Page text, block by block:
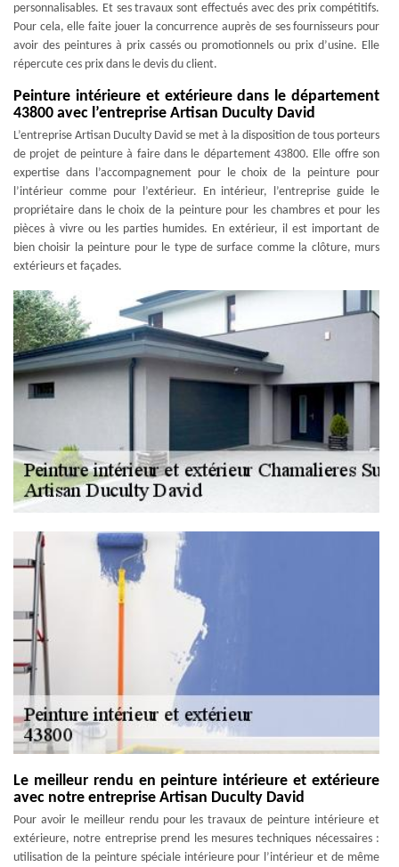
personnalisables. Et ses travaux sont effectués avec des prix compétitifs.
Pour cela, elle faite jouer la concurrence auprès de ses fournisseurs pour
avoir des peintures à prix cassés ou promotionnels ou prix d’usine. Elle
répercute ces prix dans le devis du client.
Peinture intérieure et extérieure dans le département
43800 avec l’entreprise Artisan Duculty David
L’entreprise Artisan Duculty David se met à la disposition de tous porteurs
de projet de peinture à faire dans le département 43800. Elle offre son
expertise dans l’accompagnement pour le choix de la peinture pour
l’intérieur comme pour l’extérieur. En intérieur, l’entreprise guide le
propriétaire dans le choix de la peinture pour les chambres et pour les
pièces à vivre ou les parties humides. En extérieur, il est important de
bien choisir la peinture pour le type de surface comme la clôture, murs
extérieurs et façades.
Le meilleur rendu en peinture intérieure et extérieure
avec notre entreprise Artisan Duculty David
Pour avoir le meilleur rendu pour les travaux de peinture intérieure et
extérieure, notre entreprise prend les mesures techniques nécessaires :
utilisation de la peinture spéciale intérieure pour l’intérieur et de même